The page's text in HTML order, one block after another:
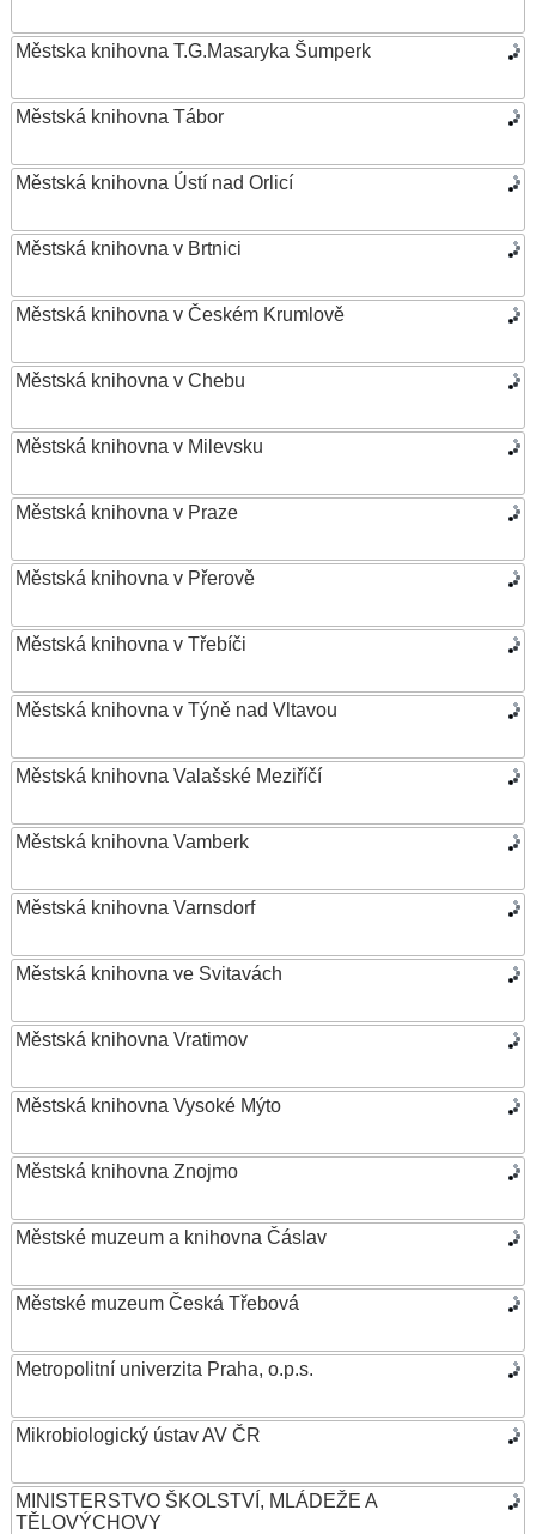
Městska knihovna T.G.Masaryka Šumperk
Městská knihovna Tábor
Městská knihovna Ústí nad Orlicí
Městská knihovna v Brtnici
Městská knihovna v Českém Krumlově
Městská knihovna v Chebu
Městská knihovna v Milevsku
Městská knihovna v Praze
Městská knihovna v Přerově
Městská knihovna v Třebíči
Městská knihovna v Týně nad Vltavou
Městská knihovna Valašské Meziříčí
Městská knihovna Vamberk
Městská knihovna Varnsdorf
Městská knihovna ve Svitavách
Městská knihovna Vratimov
Městská knihovna Vysoké Mýto
Městská knihovna Znojmo
Městské muzeum a knihovna Čáslav
Městské muzeum Česká Třebová
Metropolitní univerzita Praha, o.p.s.
Mikrobiologický ústav AV ČR
MINISTERSTVO ŠKOLSTVÍ, MLÁDEŽE A
TĚLOVÝCHOVY